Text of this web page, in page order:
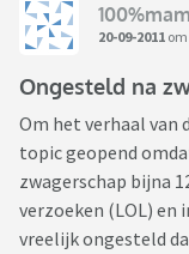
20-09-2011
Ongesteld na
Om het verhaal van
topic geopend
zwagerschap bijna
verzoeken (LOL) en
vreelijk ongesteld